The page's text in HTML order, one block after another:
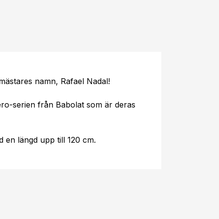
namn, Rafael Nadal!
serien från Babolat som är deras
en längd upp till 120 cm.